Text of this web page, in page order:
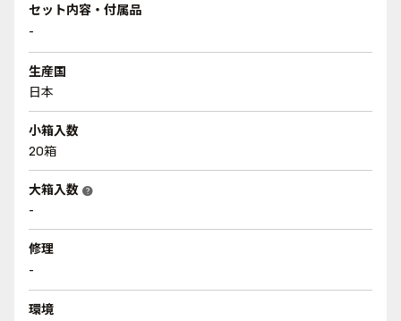
セット内容・付属品
-
生産国
日本
小箱入数
20箱
大箱入数 help
-
修理
-
環境